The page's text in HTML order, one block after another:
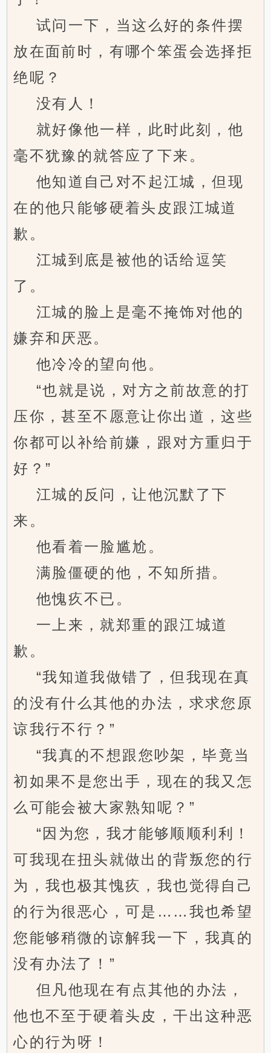
试问一下，当这么好的条件摆
放在面前时，有哪个笨蛋会选择拒
绝呢？
没有人！
就好像他一样，此时此刻，他
毫不犹豫的就答应了下来。
他知道自己对不起江城，但现
在的他只能够硬着头皮跟江城道
歉。
江城到底是被他的话给逗笑
了。
江城的脸上是毫不掩饰对他的
嫌弃和厌恶。
他冷冷的望向他。
“也就是说，对方之前故意的打
压你，甚至不愿意让你出道，这些
你都可以补给前嫌，跟对方重归于
好？”
江城的反问，让他沉默了下
来。
他看着一脸尴尬。
满脸僵硬的他，不知所措。
他愧疚不已。
一上来，就郑重的跟江城道
歉。
“我知道我做错了，但我现在真
的没有什么其他的办法，求求您原
谅我行不行？”
“我真的不想跟您吵架，毕竟当
初如果不是您出手，现在的我又怎
么可能会被大家熟知呢？”
“因为您，我才能够顺顺利利！
可我现在扭头就做出的背叛您的行
为，我也极其愧疚，我也觉得自己
的行为很恶心，可是……我也希望
您能够稍微的谅解我一下，我真的
没有办法了！”
但凡他现在有点其他的办法，
他也不至于硬着头皮，干出这种恶
心的行为呀！